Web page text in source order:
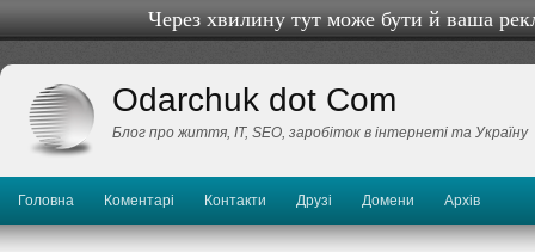
Через хвилину тут може бути й ваша
Odarchuk dot Com
Блог про життя, IТ, SEO, заробіток в інтернеті та Україну
Головна Коментарі Контакти Друзі Домени Архів